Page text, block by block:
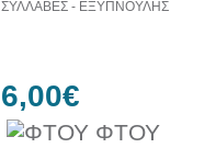
ΣΥΛΛΑΒΕΣ - ΕΞΥΠΝΟΥΛΗΣ
6,00€